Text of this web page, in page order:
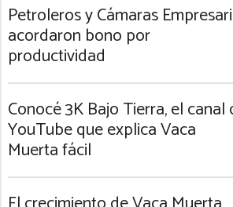
Petroleros y Cámaras
acordaron bono por
productividad
Conocé 3K Bajo Tierra, el canal
YouTube que explica Vaca
Muerta fácil